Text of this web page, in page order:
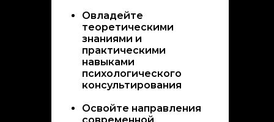
Овладейте
теоретическими
знаниями и
практическими
навыками
психологического
консультирования
Освойте направления